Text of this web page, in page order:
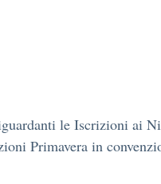
le Iscrizioni ai
Primavera in